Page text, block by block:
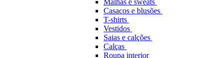
Malhas e sweats
Casacos e blusões
T-shirts
Vestidos
Saias e calções
Calças
Roupa interior